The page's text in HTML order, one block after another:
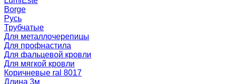
Borge
Русь
Трубчатые
Для металлочерепицы
Для профнастила
Для фальцевой кровли
Для мягкой кровли
Коричневые ral 8017
Длина 3м